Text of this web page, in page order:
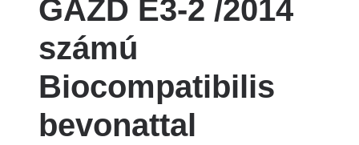
GAZD E3-2 /2014
számú
Biocompatibilis
bevonattal